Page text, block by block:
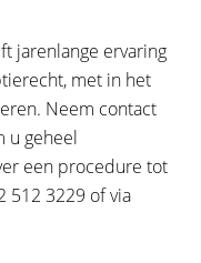
jarenlange ervaring
met in het
Neem contact
u geheel
een procedure tot
512 3229 of via